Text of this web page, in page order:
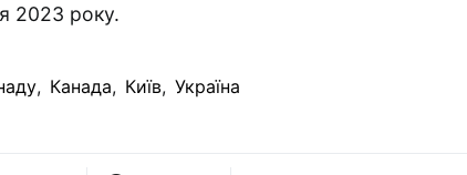
2023 року.
, Канада, Київ, Україна